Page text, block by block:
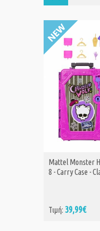
ΑΓΟΡΑ
Mattel Monster
8 - Carry Case -
Τιμή: 39,99€